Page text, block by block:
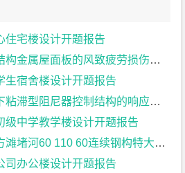
住宅楼设计开题报告
属屋面板的风致疲劳损伤研究开题报告
生宿舍楼设计开题报告
阻尼器控制结构的响应特征研究开题报告
级中学教学楼设计开题报告
110 60连续钢构特大桥上部结构设计开题报告
司办公楼设计开题报告